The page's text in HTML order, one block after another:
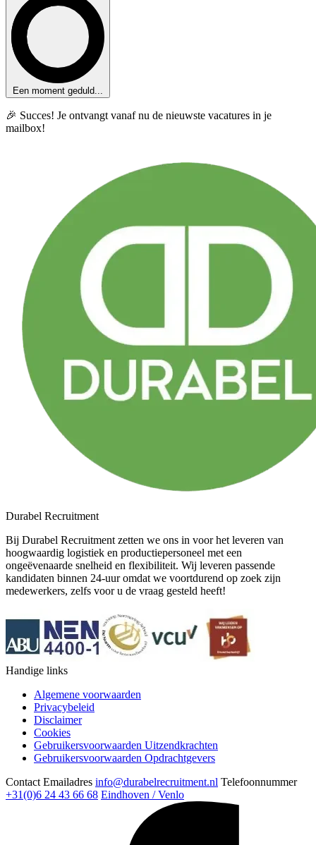
Een moment geduld...
🎉 Succes! Je ontvangt vanaf nu de nieuwste vacatures in je
mailbox!
Durabel Recruitment
Bij Durabel Recruitment zetten we ons in voor het leveren van
hoogwaardig logistiek en productiepersoneel met een
ongeëvenaarde snelheid en flexibiliteit. Wij leveren passende
kandidaten binnen 24-uur omdat we voortdurend op zoek zijn
medewerkers, zelfs voor u de vraag gesteld heeft!
Handige links
Algemene voorwaarden
Privacybeleid
Disclaimer
Cookies
Gebruikersvoorwaarden Uitzendkrachten
Gebruikersvoorwaarden Opdrachtgevers
Contact Emailadres info@durabelrecruitment.nl Telefoonnummer
+31(0)6 24 43 66 68 Eindhoven / Venlo